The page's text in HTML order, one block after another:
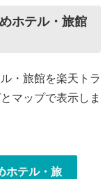
ホテル・旅館
・旅館を楽天トラ
マップで表示しま
ホテル・旅